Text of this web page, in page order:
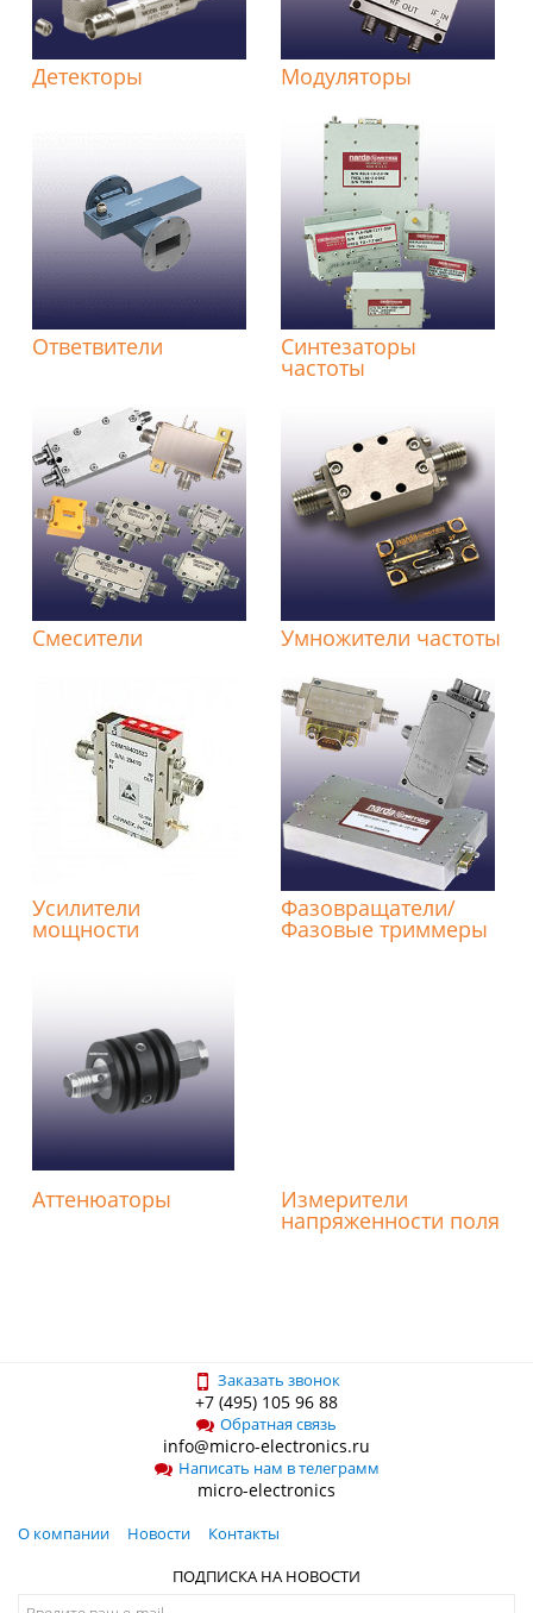
Детекторы Модуляторы
Ответвители Синтезаторы
частоты
Смесители Умножители частоты
Усилители
мощности
Фазовращатели/
Фазовые триммеры
Аттенюаторы Измерители
напряженности поля
Заказать звонок
+7 (495) 105 96 88
Обратная связь
info@micro-electronics.ru
Написать нам в телеграмм
micro-electronics
О компании Новости
Контакты
ПОДПИСКА НА НОВОСТИ